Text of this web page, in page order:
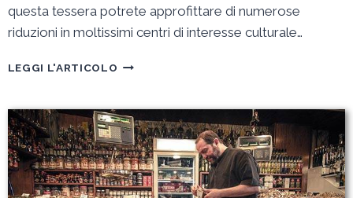
questa tessera potrete approfittare di numerose
riduzioni in moltissimi centri di interesse culturale…
LEGGI L'ARTICOLO TESSERA
DI
BARCELLONA:
RIDUZIONI
IN
OLTRE